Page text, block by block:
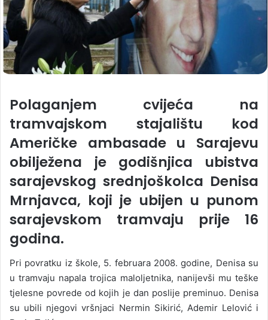
Polaganjem cvijeća na
tramvajskom stajalištu kod
Američke ambasade u Sarajevu
obilježena je godišnjica ubistva
sarajevskog srednjoškolca Denisa
Mrnjavca, koji je ubijen u punom
sarajevskom tramvaju prije 16
godina.
Pri povratku iz škole, 5. februara 2008. godine, Denisa su
u tramvaju napala trojica maloljetnika, nanijevši mu teške
tjelesne povrede od kojih je dan poslije preminuo. Denisa
su ubili njegovi vršnjaci Nermin Sikirić, Ademir Lelović i